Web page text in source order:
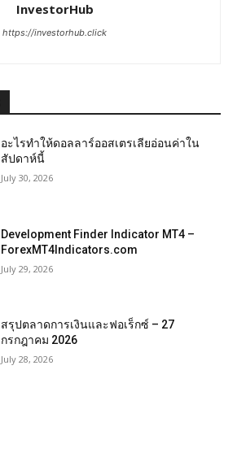
InvestorHub
https://investorhub.click
อะไรทำให้ดอลลาร์ออสเตรเลียอ่อนค่าใน
สัปดาห์นี้
July 30, 2026
Development Finder Indicator MT4 –
ForexMT4Indicators.com
July 29, 2026
สรุปตลาดการเงินและฟอเร็กซ์ – 27
กรกฎาคม 2026
July 28, 2026